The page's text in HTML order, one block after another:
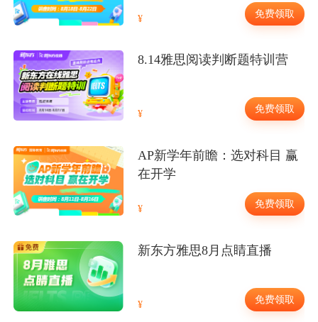
免费领取
8.14雅思阅读判断题特训营
免费领取
AP新学年前瞻：选对科目 赢
在开学
免费领取
新东方雅思8月点睛直播
免费领取